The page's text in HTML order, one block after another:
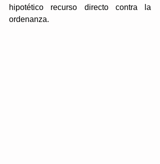
hipotético recurso directo contra la
ordenanza.